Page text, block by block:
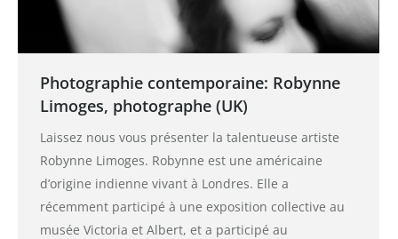
Photographie contemporaine: Robynne
Limoges, photographe (UK)
Laissez nous vous présenter la talentueuse artiste
Robynne Limoges. Robynne est une américaine
d’origine indienne vivant à Londres. Elle a
récemment participé à une exposition collective au
musée Victoria et Albert, et a participé au